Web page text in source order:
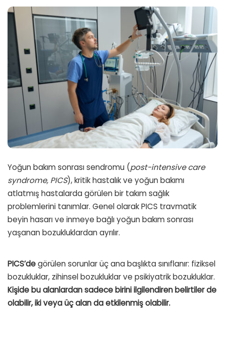
Yoğun bakım sonrası sendromu (post-intensive care
syndrome, PICS), kritik hastalık ve yoğun bakımı
atlatmış hastalarda görülen bir takım sağlık
problemlerini tanımlar. Genel olarak PICS travmatik
beyin hasarı ve inmeye bağlı yoğun bakım sonrası
yaşanan bozukluklardan ayrılır.
PICS’degörülen sorunlar üç ana başlıkta sınıflanır: fiziksel
bozukluklar, zihinsel bozukluklar ve psikiyatrik bozukluklar.
Kişide bu alanlardan sadece birini ilgilendiren belirtiler de
olabilir, iki veya üç alan da etkilenmiş olabilir.